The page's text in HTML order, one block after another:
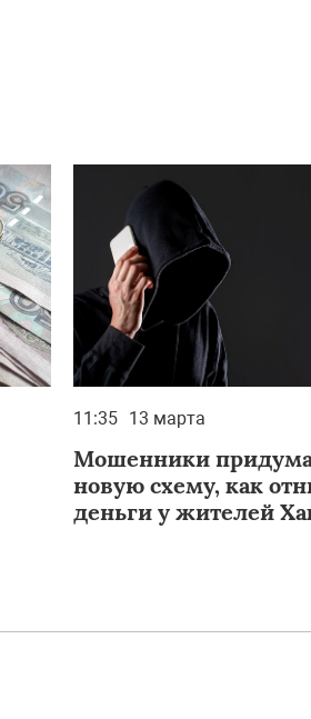
11:35 13 марта
Мошенники
новую схему, как
деньги у жителей